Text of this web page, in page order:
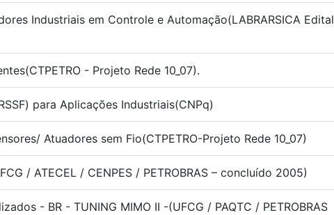
Industriais em Controle e Automação(LABRARSICA Edital
- Projeto Rede 10_07).
para Aplicações Industriais(CNPq)
Atuadores sem Fio(CTPETRO-Projeto Rede 10_07)
/ ATECEL / CENPES / PETROBRAS – concluído 2005)
- BR - TUNING MIMO II -(UFCG / PAQTC / PETROBRAS